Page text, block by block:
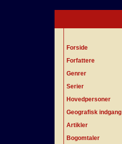
Forside
Forfattere
Genrer
Serier
Hovedpersoner
Geografisk indgang
Artikler
Bogomtaler